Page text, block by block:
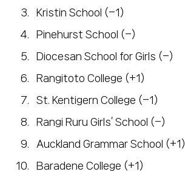
Kristin School (–1)
Pinehurst School (–)
Diocesan School for Girls (–)
Rangitoto College (+1)
St. Kentigern College (–1)
Rangi Ruru Girls’ School (–)
Auckland Grammar School (+1)
Baradene College (+1)